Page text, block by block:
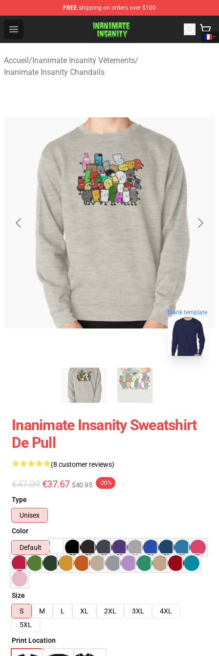
FREE shipping on orders over $100
Open menu
Inanimate Insanity Store - Official Inanimate Insanity
Accueil/Inanimate Insanity Vêtements/
Inanimate Insanity Chandails
blank template
Inanimate Insanity Sweatshirt
De Pull
(8 customer reviews)
€47.09 €37.67 $40.95 -20%
Type
Unisex
Color
Default
Size
S
M L XL 2XL 3XL
4XL
5XL
Print Location